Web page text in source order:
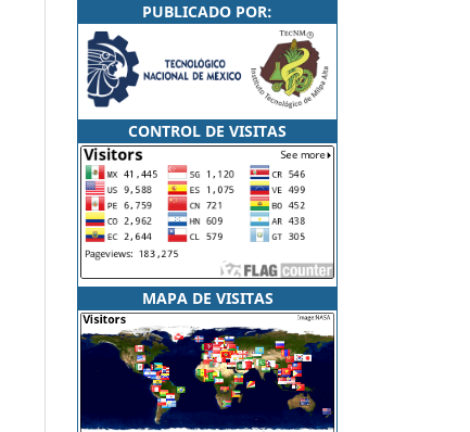
PUBLICADO POR:
CONTROL DE VISITAS
MAPA DE VISITAS